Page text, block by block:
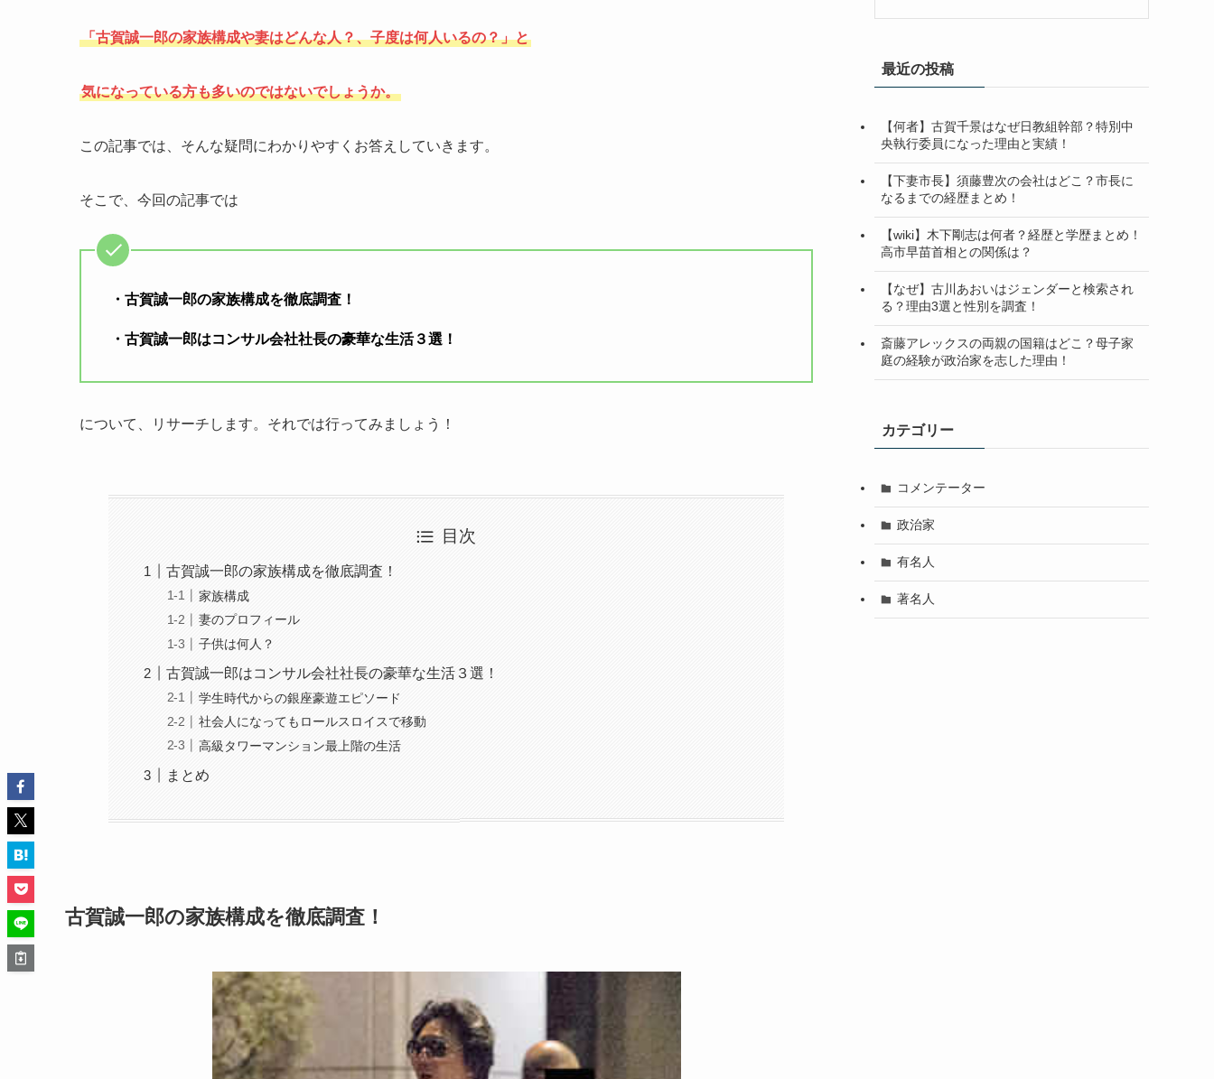
「古賀誠一郎の家族構成や妻はどんな人？、子度は何人いるの？」と
気になっている方も多いのではないでしょうか。
この記事では、そんな疑問にわかりやすくお答えしていきます。
そこで、今回の記事では
・古賀誠一郎の家族構成を徹底調査！
・古賀誠一郎はコンサル会社社長の豪華な生活３選！
について、リサーチします。それでは行ってみましょう！
目次
古賀誠一郎の家族構成を徹底調査！
家族構成
妻のプロフィール
子供は何人？
古賀誠一郎はコンサル会社社長の豪華な生活３選！
学生時代からの銀座豪遊エピソード
社会人になってもロールスロイスで移動
高級タワーマンション最上階の生活
まとめ
古賀誠一郎の家族構成を徹底調査！
最近の投稿
【何者】古賀千景はなぜ日教組幹部？特別中
央執行委員になった理由と実績！
【下妻市長】須藤豊次の会社はどこ？市長に
なるまでの経歴まとめ！
【wiki】木下剛志は何者？経歴と学歴まとめ！
高市早苗首相との関係は？
【なぜ】古川あおいはジェンダーと検索され
る？理由3選と性別を調査！
斎藤アレックスの両親の国籍はどこ？母子家
庭の経験が政治家を志した理由！
カテゴリー
コメンテーター
政治家
有名人
著名人